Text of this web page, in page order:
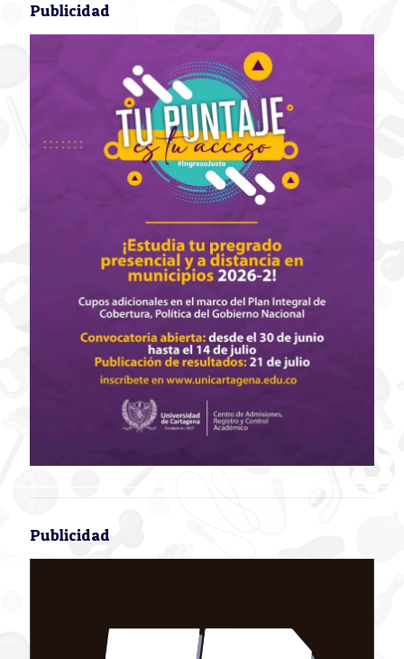
Publicidad
Publicidad